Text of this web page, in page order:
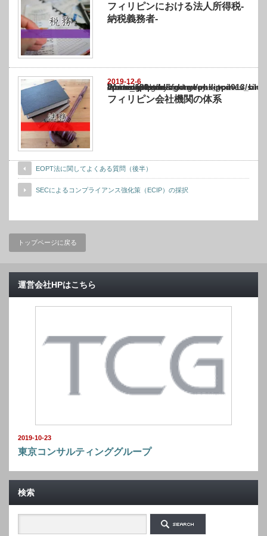
フィリピンにおける法人所得税-
納税義務者-
2019-12-6
Warning
: Undefined array key "show_category" in
/home/netst/kuno-cpa.co.jp/public_html/philippines_blog/wp-content/themes/
on line183
フィリピン会社機関の体系
EOPT法に関してよくある質問（後半）
SECによるコンプライアンス強化策（ECIP）の採択
トップページに戻る
運営会社HPはこちら
2019-10-23
東京コンサルティンググループ
検索